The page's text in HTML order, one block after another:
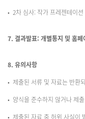
• 2차 심사: 작가 프레젠테이
7. 결과발표: 개별통지 및 홈페
8. 유의사항
• 제출된 서류 및 자료는 반환
• 양식을 준수하지 않거나 제
• 제출된 자료 중 허위 사실이